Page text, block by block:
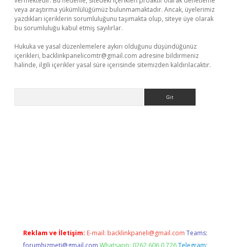
veya araştırma yükümlülüğümüz bulunmamaktadır. Ancak, üyelerimiz
yazdıkları içeriklerin sorumluluğunu taşımakta olup, siteye üye olarak
bu sorumluluğu kabul etmiş sayılırlar.
Hukuka ve yasal düzenlemelere aykırı olduğunu düşündüğünüz
içerikleri, backlinkpanelicomtr@gmail.com adresine bildirmeniz
halinde, ilgili içerikler yasal süre içerisinde sitemizden kaldırılacaktır.
Reklam ve İletişim: E-mail: backlinkpaneli@gmail.com Teams:
forumhizmeti@gmail.com Whatsapp: 0262 606 0 726 Telegram: